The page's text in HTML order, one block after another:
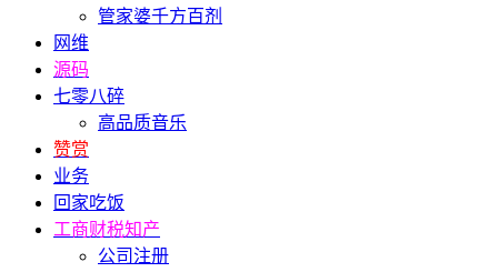
管家婆千方百剂
网维
源码
七零八碎
高品质音乐
赞赏
业务
回家吃饭
工商财税知产
公司注册